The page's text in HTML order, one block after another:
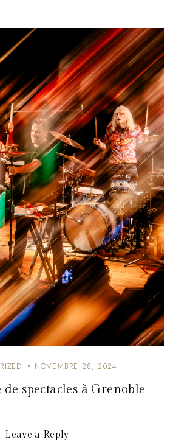
NOVEMBRE 28, 2024
spectacles à Grenoble
Leave a Reply